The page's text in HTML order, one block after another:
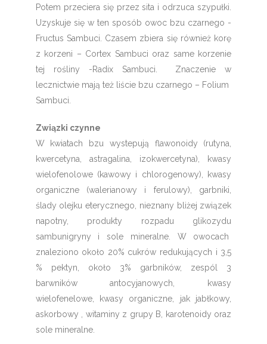
Potem przeciera się przez sita i odrzuca szypułki.
Uzyskuje się w ten sposób owoc bzu czarnego -
Fructus Sambuci. Czasem zbiera się również korę
z korzeni – Cortex Sambuci oraz same korzenie
tej rośliny -Radix Sambuci. Znaczenie w
lecznictwie mają też liście bzu czarnego – Folium
Sambuci.
Związki czynne
W kwiatach bzu wystepują flawonoidy (rutyna,
kwercetyna, astragalina, izokwercetyna), kwasy
wielofenolowe (kawowy i chlorogenowy), kwasy
organiczne (walerianowy i ferulowy), garbniki,
ślady olejku eterycznego, nieznany bliżej związek
napotny, produkty rozpadu glikozydu
sambunigryny i sole mineralne. W owocach
znaleziono około 20% cukrów redukujących i 3,5
% pektyn, około 3% garbników, zespól 3
barwników antocyjanowych, kwasy
wielofenelowe, kwasy organiczne, jak jabłkowy,
askorbowy , witaminy z grupy B, karotenoidy oraz
sole mineralne.